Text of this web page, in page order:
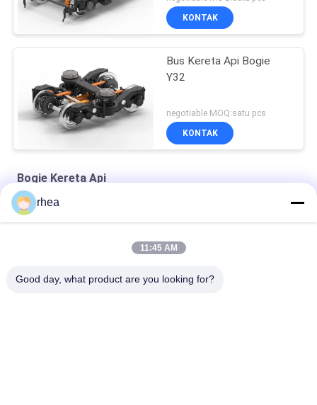
KONTAK
Bus Kereta Api Bogie
Y32
negotiable MOQ:satu pcs
KONTAK
Bogie Kereta Api
1000mm Gauge Railway 4 Wheel Bogie Standar AAR
rhea
11:45 AM
Good day, what product are you looking for?